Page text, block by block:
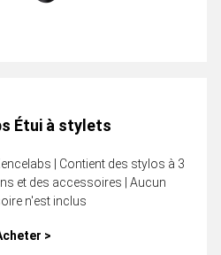
Étui à stylets
| Contient des stylos à 3
et des accessoires | Aucun
n'est inclus
>